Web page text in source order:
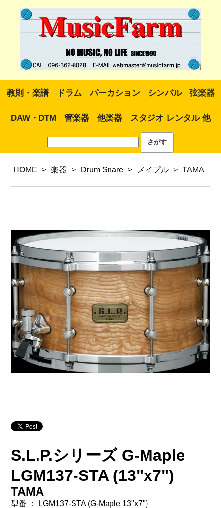
教則・楽譜 ドラム パーカション シンバル 弦楽器
DAW・DTM 管楽器 他楽器 スタジオ レンタル 他
HOME > 楽器 > Drum Snare > メイプル > TAMA
S.L.P.シリーズ G-Maple
LGM137-STA (13"x7")
TAMA
型番 ： LGM137-STA (G-Maple 13"x7")